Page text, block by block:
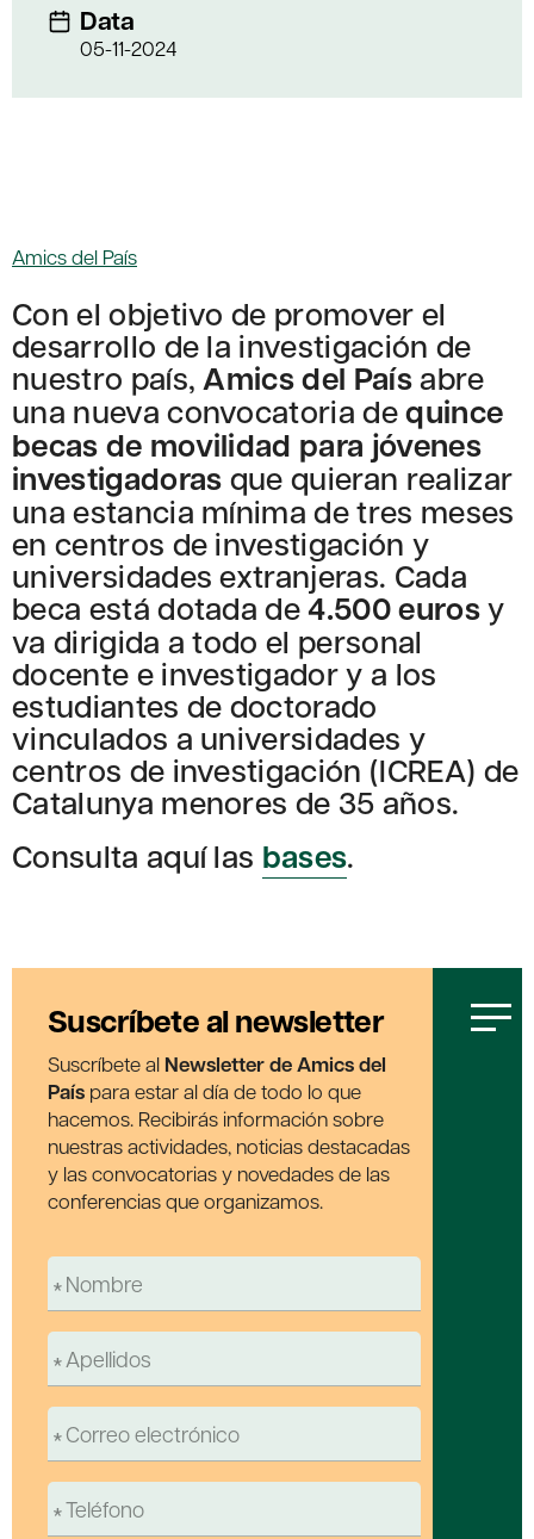
Data
05-11-2024
Amics del País
Con el objetivo de promover el
desarrollo de la investigación de
nuestro país, Amics del Paísabre
una nueva convocatoria dequince
becas de movilidad para jóvenes
investigadoras que quieran realizar
una estancia mínima de tres meses
en centros de investigación y
universidades extranjeras. Cada
beca está dotada de4.500 eurosy
va dirigida a todo el personal
docente e investigador y a los
estudiantes de doctorado
vinculados a universidades y
centros de investigación (ICREA) de
Catalunya menores de 35 años.
Consulta aquí las bases.
Suscríbete al newsletter
Suscríbete al Newsletter de Amics del
País para estar al día de todo lo que
hacemos. Recibirás información sobre
nuestras actividades, noticias destacadas
y las convocatorias y novedades de las
conferencias que organizamos.